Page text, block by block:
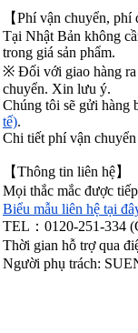
【Phí vận chuyển, phí
Tại Nhật Bản không
trong giá sản phẩm.
※ Đối với giao hàng ra
chuyển. Xin lưu ý.
Chúng tôi sẽ gửi hàng
tế).
Chi tiết phí vận
【Thông tin liên hệ】
Mọi thắc mắc được
Biểu mẫu liên hệ tại
TEL：0120-251-334
Thời gian hỗ trợ qua
Người phụ trách: